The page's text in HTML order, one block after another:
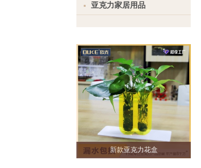
亚克力家居用品
新款亚克力花盒